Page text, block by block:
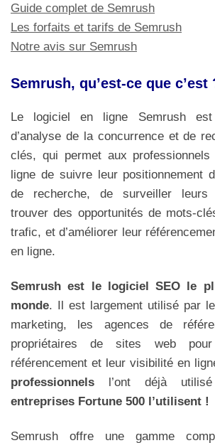
Guide complet de Semrush
Les forfaits et tarifs de Semrush
Notre avis sur Semrush
Semrush, qu’est-ce que c’est
Le logiciel en ligne Semrush est
d’analyse de la concurrence et de
clés, qui permet aux
ligne de suivre leur positionnement
de recherche, de surveiller leurs
trouver des opportunités de mots-
trafic, et d’améliorer leur
en ligne.
Semrush est le logiciel SEO le
monde. Il est largement utilisé par
marketing, les agences de
propriétaires de sites web
référencement et leur visibilité en
professionnels l’ont déjà
entreprises Fortune 500 l’utilisent !
Semrush offre une gamme